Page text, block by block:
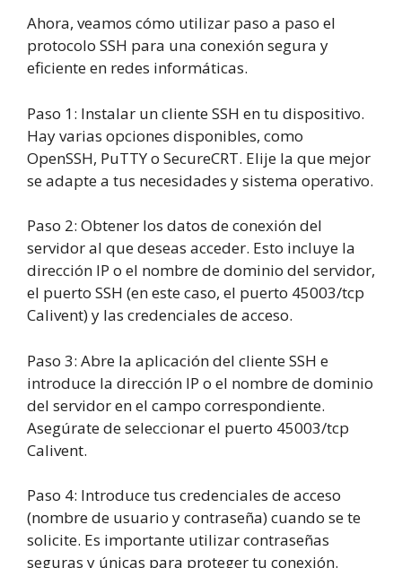
Ahora, veamos cómo utilizar paso a paso el
protocolo SSH para una conexión segura y
eficiente en redes informáticas.
Paso 1: Instalar un cliente SSH en tu dispositivo.
Hay varias opciones disponibles, como
OpenSSH, PuTTY o SecureCRT. Elije la que mejor
se adapte a tus necesidades y sistema operativo.
Paso 2: Obtener los datos de conexión del
servidor al que deseas acceder. Esto incluye la
dirección IP o el nombre de dominio del servidor,
el puerto SSH (en este caso, el puerto 45003/tcp
Calivent) y las credenciales de acceso.
Paso 3: Abre la aplicación del cliente SSH e
introduce la dirección IP o el nombre de dominio
del servidor en el campo correspondiente.
Asegúrate de seleccionar el puerto 45003/tcp
Calivent.
Paso 4: Introduce tus credenciales de acceso
(nombre de usuario y contraseña) cuando se te
solicite. Es importante utilizar contraseñas
seguras y únicas para proteger tu conexión.